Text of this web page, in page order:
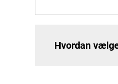
Hvordan